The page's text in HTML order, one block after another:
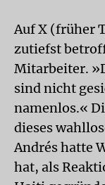
Auf X (früher
zutiefst
Mitarbeiter.
sind nicht
namenlos.«
dieses
Andrés hatte
hat, als